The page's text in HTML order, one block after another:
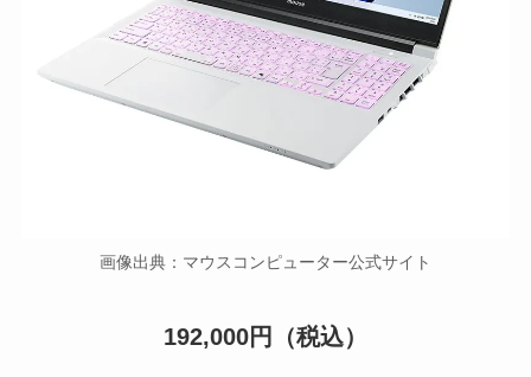
画像出典： マウスコンピューター公式サイト
192,000円（税込）